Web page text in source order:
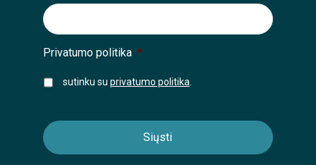
Privatumo politika *
sutinku su privatumo politika